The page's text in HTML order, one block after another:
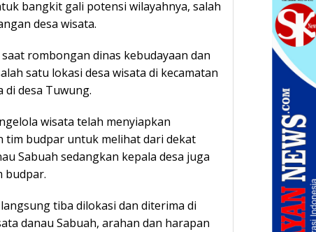
bangkit gali potensi wilayahnya, salah
desa wisata.
rombongan dinas kebudayaan dan
satu lokasi desa wisata di kecamatan
di desa Tuwung.
wisata telah menyiapkan
tim budpar untuk melihat dari dekat
Sabuah sedangkan kepala desa juga
budpar.
tiba dilokasi dan diterima di
danau Sabuah, arahan dan harapan